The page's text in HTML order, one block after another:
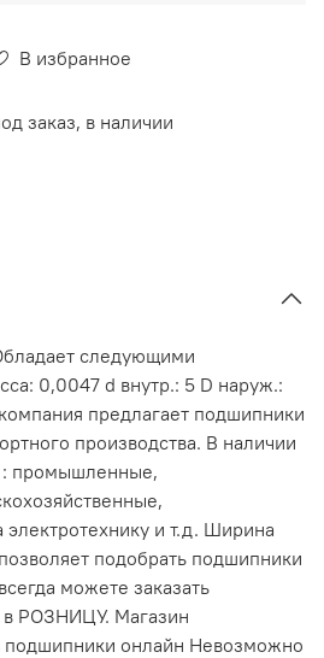
В избранное
заказ, в наличии
следующими
0,0047 d внутр.: 5 D наруж.:
предлагает подшипники
производства. В наличии
: промышленные,
и т.д. Ширина
подобрать подшипники
можете заказать
РОЗНИЦУ. Магазин
подшипники онлайн Невозможно